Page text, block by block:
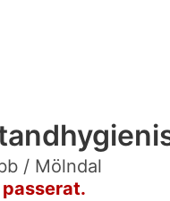
/ Mölndal